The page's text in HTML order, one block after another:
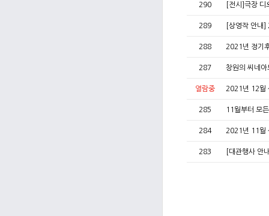
290 [전시]극장
289 [상영작 안내
288 2021년 정기
287 창원의 씨네
열람중 2021년 12월
285 11월부터 모
284 2021년 11월
283 [대관행사 안